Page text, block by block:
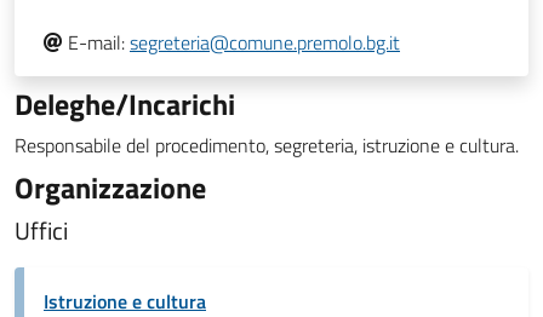
E-mail:segreteria@comune.premolo.bg.it
Deleghe/Incarichi
Responsabile del procedimento, segreteria, istruzione e cultura.
Organizzazione
Uffici
Istruzione e cultura